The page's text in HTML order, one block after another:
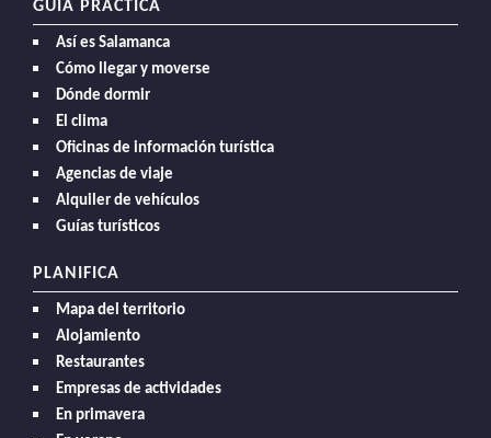
GUÍA PRÁCTICA
Así es Salamanca
Cómo llegar y moverse
Dónde dormir
El clima
Oficinas de información turística
Agencias de viaje
Alquiler de vehículos
Guías turísticos
PLANIFICA
Mapa del territorio
Alojamiento
Restaurantes
Empresas de actividades
En primavera